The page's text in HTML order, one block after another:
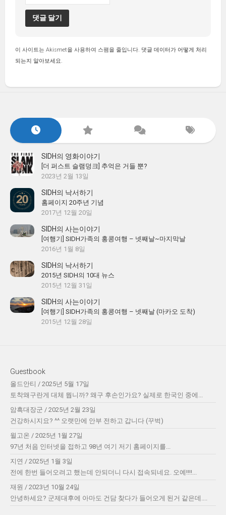
이 사이트는 Akismet을 사용하여 스팸을 줄입니다. 댓글 데이터가 어떻게 처리
되는지 알아보세요.
SIDH의 영화이야기
[더 퍼스트 슬램덩크] 추억은 거들 뿐?
2023년 2월 13일
SIDH의 낙서하기
홈페이지 20주년 기념
2017년 12월 20일
SIDH의 사는이야기
[여행기] SIDH가족의 홍콩여행 – 넷째날~마지막날
2016년 1월 8일
SIDH의 낙서하기
2015년 SIDH의 10대 뉴스
2015년 12월 31일
SIDH의 사는이야기
[여행기] SIDH가족의 홍콩여행 – 넷째날 (마카오 도착)
2015년 12월 28일
Guestbook
올드안티 / 2025년 5월 17일
토착왜구란게 대체 뭡니까? 왜구 후손인가요? 실제로 한국인 중에...
암흑대장군 / 2025년 2월 23일
건강하시지요? ^^ 오랫만에 안부 전하고 갑니다 (꾸벅)
윌고온 / 2025년 1월 27일
97년 처음 인터넷을 접하고 98년 여기 저기 홈페이지를...
지연 / 2025년 1월 3일
전에 한번 들어오려고 했는데 안되더니 다시 접속되네요. 오예!!!!...
재원 / 2023년 10월 24일
안녕하세요? 군제대후에 아마도 건담 찾다가 들어오게 된거 같은데....